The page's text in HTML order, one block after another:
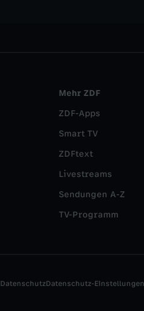
Mehr ZDF
ZDF-Apps
Smart TV
ZDFtext
Livestreams
Sendungen A-Z
TV-Programm
DatenschutzDatenschutz-Einstellungen